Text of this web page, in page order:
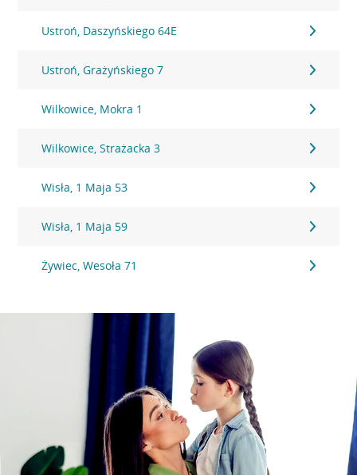
Ustroń, Daszyńskiego 64E
Ustroń, Grażyńskiego 7
Wilkowice, Mokra 1
Wilkowice, Strażacka 3
Wisła, 1 Maja 53
Wisła, 1 Maja 59
Żywiec, Wesoła 71